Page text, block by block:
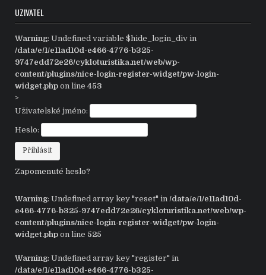
UZIVATEL
Warning: Undefined variable $hide_login_div in
/data/e/1/e11ad10d-e466-4776-b325-
9747edd72e26/cykloturistika.net/web/wp-
content/plugins/nice-login-register-widget/pw-login-
widget.php on line453
>
Uživatelské jméno:
Heslo:
Zapomenuté heslo?
Warning: Undefined array key "reset" in /data/e/1/e11ad10d-
e466-4776-b325-9747edd72e26/cykloturistika.net/web/wp-
content/plugins/nice-login-register-widget/pw-login-
widget.php on line 525
Warning: Undefined array key "register" in
/data/e/1/e11ad10d-e466-4776-b325-